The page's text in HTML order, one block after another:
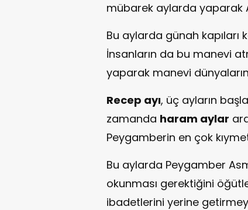
mübarek aylarda yaparak
Bu aylarda günah kapıları
İnsanların da bu manevi
yaparak manevi
Recep ayı, üç ayların
zamanda haram aylar
Peygamberin en çok
Bu aylarda Peygamber
okunması gerektiğini
ibadetlerini yerine